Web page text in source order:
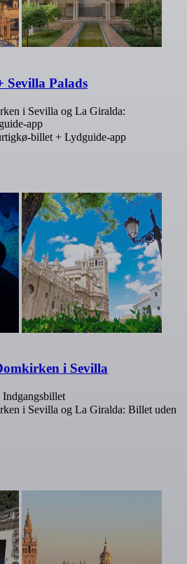
Sevilla Palads
i Sevilla og La Giralda:
app
billet + Lydguide-app
i Sevilla
i Sevilla og La Giralda: Billet uden